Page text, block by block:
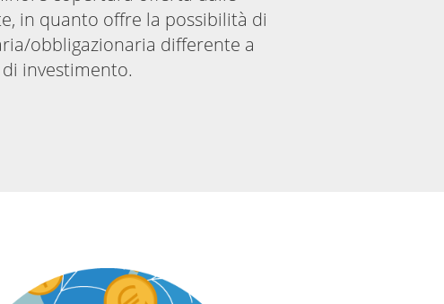
in quanto offre la possibilità di
obbligazionaria differente a
investimento.